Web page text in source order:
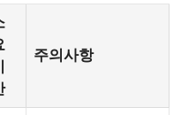
주의사항